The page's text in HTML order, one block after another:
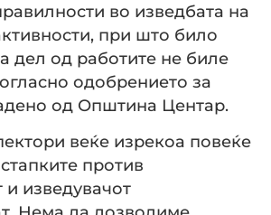
во изведбата на
при што било
дел од работите не биле
одобрението за
од Општина Центар.
веќе изрекоа повеќе
против
и изведувачот